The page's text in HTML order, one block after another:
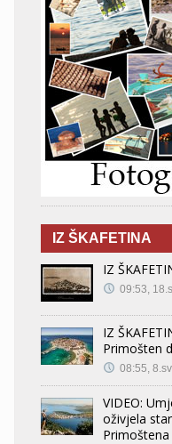
IZ ŠKAFETINA
IZ
09:53,
IZ
Primošten
08:55,
VIDEO:
oživjela
Primoštena